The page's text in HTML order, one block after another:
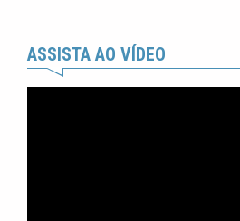
ASSISTA AO VÍDEO